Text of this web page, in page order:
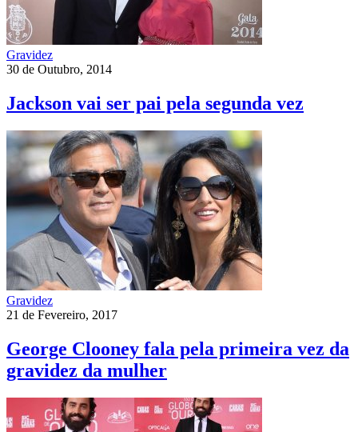
Gravidez
30 de Outubro, 2014
Jackson vai ser pai pela segunda vez
Gravidez
21 de Fevereiro, 2017
George Clooney fala pela primeira vez da
gravidez da mulher